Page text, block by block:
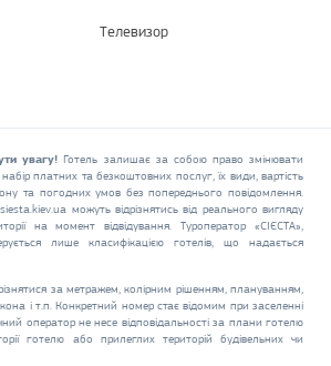
Телевизор
увагу! Готель залишає за собою право змінювати
платних та безкоштовних послуг, їх види, вартість
та погодних умов без попереднього повідомлення.
можуть відрізнятись від реального вигляду
на момент відвідування. Туроператор «СІЄСТА»,
лише класифікацією готелів, що надається
за метражем, колірним рішенням, плануванням,
і т.п. Конкретний номер стає відомим при заселенні
оператор не несе відповідальності за плани готелю
готелю або прилеглих територій будівельних чи